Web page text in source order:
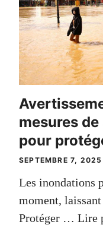
mesures
pour
SEPTEMBRE 7, 2025
Les inondations
moment,
Protéger … Lire